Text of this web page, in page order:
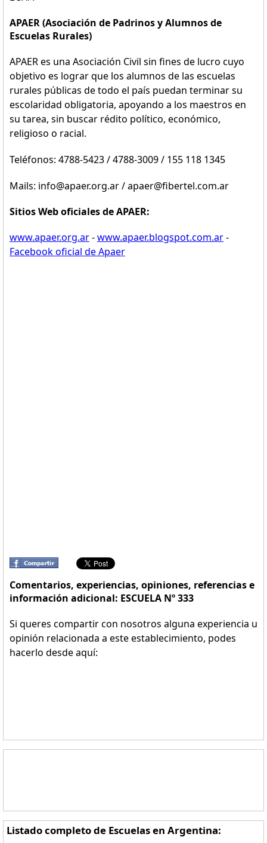
APAER (Asociación de Padrinos y Alumnos de
Escuelas Rurales)
APAER es una Asociación Civil sin fines de lucro cuyo
objetivo es lograr que los alumnos de las escuelas
rurales públicas de todo el país puedan terminar su
escolaridad obligatoria, apoyando a los maestros en
su tarea, sin buscar rédito político, económico,
religioso o racial.
Teléfonos: 4788-5423 / 4788-3009 / 155 118 1345
Mails: info@apaer.org.ar / apaer@fibertel.com.ar
Sitios Web oficiales de APAER:
www.apaer.org.ar-www.apaer.blogspot.com.ar-
Facebook oficial de Apaer
Comentarios, experiencias, opiniones, referencias e
información adicional: ESCUELA Nº 333
Si queres compartir con nosotros alguna experiencia u
opinión relacionada a este establecimiento, podes
hacerlo desde aquí:
Listado completo de Escuelas en Argentina: